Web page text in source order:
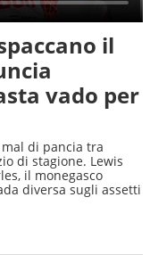
il
vado per
di pancia tra
di stagione. Lewis
il monegasco
diversa sugli assetti